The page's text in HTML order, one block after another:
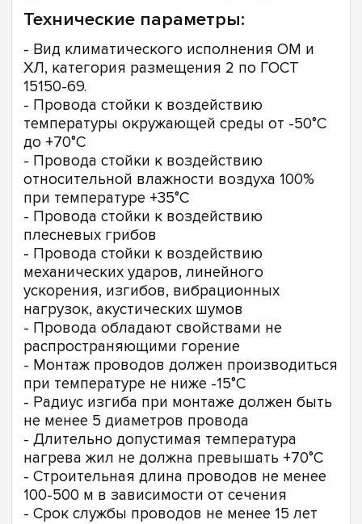
Технические параметры:
- Вид климатического исполнения ОМ и
ХЛ, категория размещения 2 по ГОСТ
15150-69.
- Провода стойки к воздействию
температуры окружающей среды от -50°С
до +70°С
- Провода стойки к воздействию
относительной влажности воздуха 100%
при температуре +35°С
- Провода стойки к воздействию
плесневых грибов
- Провода стойки к воздействию
механических ударов, линейного
ускорения, изгибов, вибрационных
нагрузок, акустических шумов
- Провода обладают свойствами не
распространяющими горение
- Монтаж проводов должен производиться
при температуре не ниже -15°С
- Радиус изгиба при монтаже должен быть
не менее 5 диаметров провода
- Длительно допустимая температура
нагрева жил не должна превышать +70°С
- Строительная длина проводов не менее
100-500 м в зависимости от сечения
- Срок службы проводов не менее 15 лет